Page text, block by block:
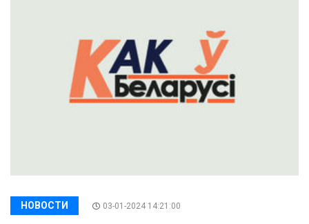
НОВОСТИ 03-01-2024 14:21:00